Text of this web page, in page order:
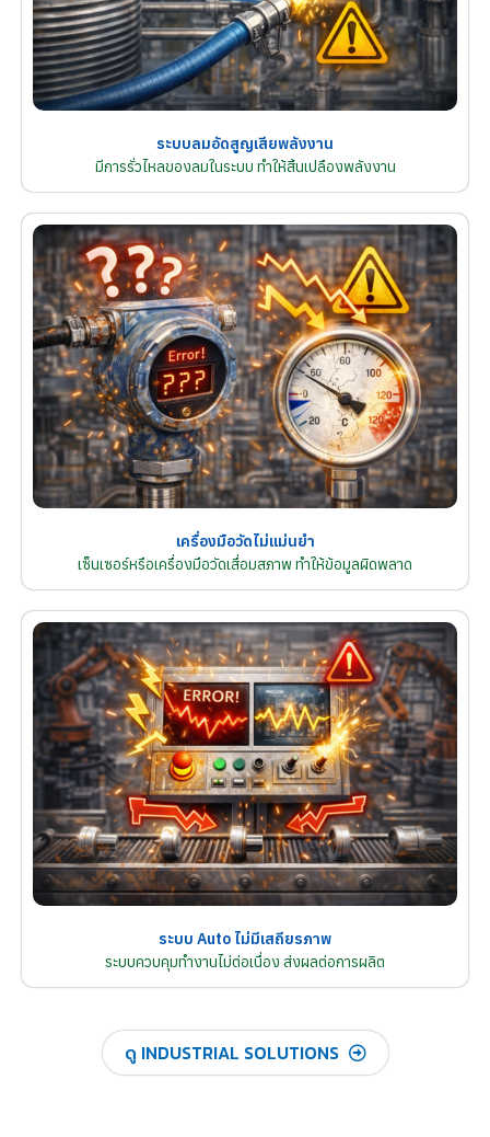
ระบบลมอัดสูญเสียพลังงาน
มีการรั่วไหลของลมในระบบ ทำให้สิ้นเปลืองพลังงาน
เครื่องมือวัดไม่แม่นยำ
เซ็นเซอร์หรือเครื่องมือวัดเสื่อมสภาพ ทำให้ข้อมูลผิดพลาด
ระบบ Auto ไม่มีเสถียรภาพ
ระบบควบคุมทำงานไม่ต่อเนื่อง ส่งผลต่อการผลิต
ดู INDUSTRIAL SOLUTIONS